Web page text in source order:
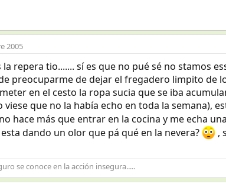
2005
la repera tio....... sí es que no pué sé no stamos
preocuparme de dejar el fregadero limpito de
en el cesto la ropa sucia que se iba
viese que no la había echo en toda la semana),
hace más que entrar en la cocina y me echa
dando un olor que pá qué en la nevera?
,
se conoce en la acción insegura.....